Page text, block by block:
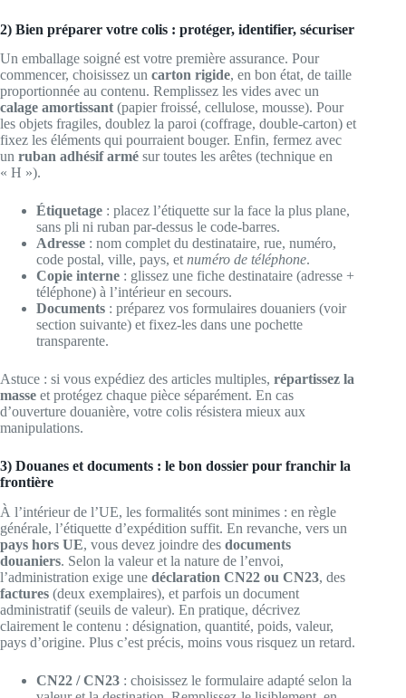
2) Bien préparer votre colis : protéger, identifier, sécuriser
Un emballage soigné est votre première assurance. Pour
commencer, choisissez un carton rigide, en bon état, de taille
proportionnée au contenu. Remplissez les vides avec un
calage amortissant (papier froissé, cellulose, mousse). Pour
les objets fragiles, doublez la paroi (coffrage, double-carton) et
fixez les éléments qui pourraient bouger. Enfin, fermez avec
un ruban adhésif armé sur toutes les arêtes (technique en
« H »).
Étiquetage : placez l’étiquette sur la face la plus plane,
sans pli ni ruban par-dessus le code-barres.
Adresse : nom complet du destinataire, rue, numéro,
code postal, ville, pays, et numéro de téléphone.
Copie interne : glissez une fiche destinataire (adresse +
téléphone) à l’intérieur en secours.
Documents : préparez vos formulaires douaniers (voir
section suivante) et fixez-les dans une pochette
transparente.
Astuce : si vous expédiez des articles multiples, répartissez la
masse et protégez chaque pièce séparément. En cas
d’ouverture douanière, votre colis résistera mieux aux
manipulations.
3) Douanes et documents : le bon dossier pour franchir la
frontière
À l’intérieur de l’UE, les formalités sont minimes : en règle
générale, l’étiquette d’expédition suffit. En revanche, vers un
pays hors UE, vous devez joindre des documents
douaniers. Selon la valeur et la nature de l’envoi,
l’administration exige une déclaration CN22 ou CN23, des
factures (deux exemplaires), et parfois un document
administratif (seuils de valeur). En pratique, décrivez
clairement le contenu : désignation, quantité, poids, valeur,
pays d’origine. Plus c’est précis, moins vous risquez un retard.
CN22 / CN23 : choisissez le formulaire adapté selon la